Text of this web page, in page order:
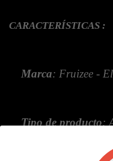
CARACTERÍSTICAS :
Marca: Fruizee -
Tipo de producto: